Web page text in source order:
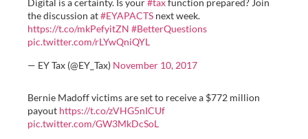
Digital is a certainty. Is your#taxfunction prepared? Join
the discussion at#EYAPACTS next week.
https://t.co/mkPefyitZN #BetterQuestions
pic.twitter.com/rLYwQniQYL
— EY Tax (@EY_Tax) November 10, 2017
Bernie Madoff victims are set to receive a $772 million
payout https://t.co/zVHG5nICUf
pic.twitter.com/GW3MkDcSoL